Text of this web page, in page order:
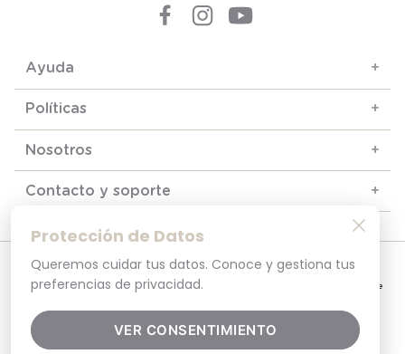
Protección de Datos
Queremos cuidar tus datos. Conoce y gestiona tus
preferencias de privacidad.
VER CONSENTIMIENTO
Ayuda +
Políticas +
Nosotros +
Contacto y soporte +
© 2025. Todos los derechos reservados
Por tu seguridad, recuerda revisar siempre en tu navegador que el sitio que
visitas sea la versión oficial. La dirección opaline.cl es la única del sitio oficial de
opaline.cl es 100% seguro.